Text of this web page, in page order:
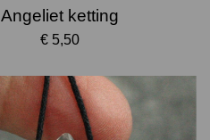
Angeliet ketting
€ 5,50